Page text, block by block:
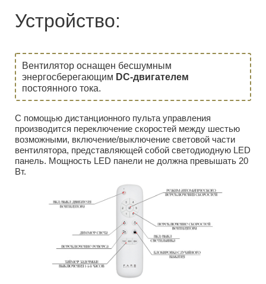
Устройство:
Вентилятор оснащен бесшумным
энергосберегающим DC-двигателем
постоянного тока.
С помощью дистанционного пульта управления
производится переключение скоростей между шестью
возможными, включение/выключение световой части
вентилятора, представляющей собой светодиодную LED
панель. Мощность LED панели не должна превышать 20
Вт.